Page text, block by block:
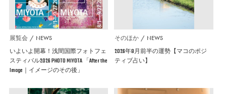
展覧会 NEWS
いよいよ開幕！浅間国際フォトフェ
スティバル2026 PHOTO MIYOTA 「After the
Image｜イメージのその後」
そのほか NEWS
2026年8月前半の運勢【マコのポジ
ティブ占い】